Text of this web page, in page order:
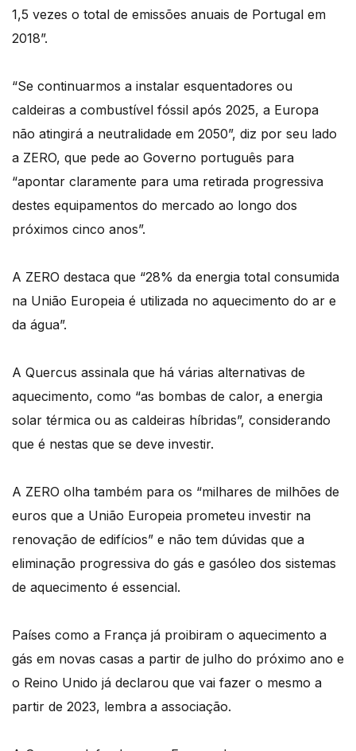
1,5 vezes o total de emissões anuais de Portugal em
2018”.
“Se continuarmos a instalar esquentadores ou
caldeiras a combustível fóssil após 2025, a Europa
não atingirá a neutralidade em 2050”, diz por seu lado
a ZERO, que pede ao Governo português para
“apontar claramente para uma retirada progressiva
destes equipamentos do mercado ao longo dos
próximos cinco anos”.
A ZERO destaca que “28% da energia total consumida
na União Europeia é utilizada no aquecimento do ar e
da água”.
A Quercus assinala que há várias alternativas de
aquecimento, como “as bombas de calor, a energia
solar térmica ou as caldeiras híbridas”, considerando
que é nestas que se deve investir.
A ZERO olha também para os “milhares de milhões de
euros que a União Europeia prometeu investir na
renovação de edifícios” e não tem dúvidas que a
eliminação progressiva do gás e gasóleo dos sistemas
de aquecimento é essencial.
Países como a França já proibiram o aquecimento a
gás em novas casas a partir de julho do próximo ano e
o Reino Unido já declarou que vai fazer o mesmo a
partir de 2023, lembra a associação.